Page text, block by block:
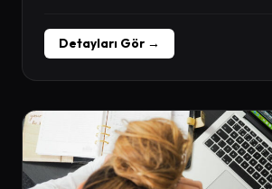
Detayları Gör →